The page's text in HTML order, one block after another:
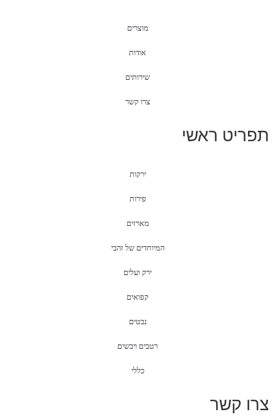
מוצרים
אודות
שירותים
צרו קשר
תפריט ראשי
ירקות
פירות
מארזים
המיוחדים של זהבי
ירק ועלים
קפואים
נבטים
רטבים ויבשים
כללי
צרו קשר